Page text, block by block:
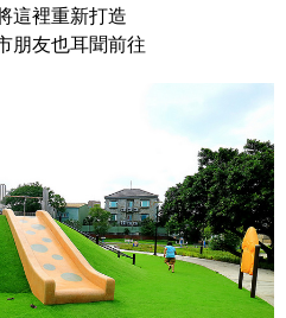
這裡重新打造
朋友也耳聞前往